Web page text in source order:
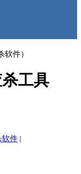
工具
软件 |